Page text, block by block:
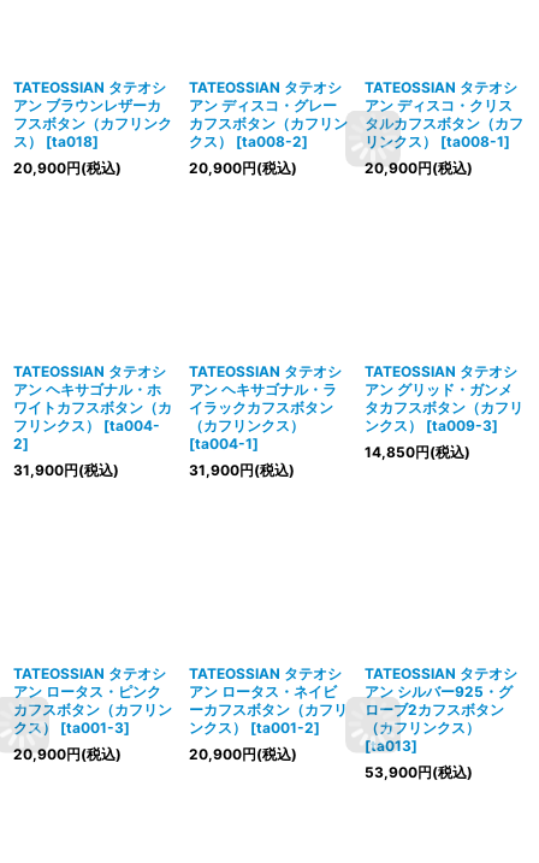
TATEOSSIAN タテオシ
アン ブラウンレザーカ
フスボタン（カフリンク
ス）
[ta018]
20,900円(税込)
TATEOSSIAN タテオシ
アン ディスコ・グレー
カフスボタン（カフリン
クス）
[ta008-2]
20,900円(税込)
TATEOSSIAN タテオシ
アン ディスコ・クリス
タルカフスボタン（カフ
リンクス）
[ta008-1]
20,900円(税込)
TATEOSSIAN タテオシ
アン ヘキサゴナル・ホ
ワイトカフスボタン（カ
フリンクス）
[ta004-
2]
31,900円(税込)
TATEOSSIAN タテオシ
アン ヘキサゴナル・ラ
イラックカフスボタン
（カフリンクス）
[ta004-1]
31,900円(税込)
TATEOSSIAN タテオシ
アン グリッド・ガンメ
タカフスボタン（カフリ
ンクス）
[ta009-3]
14,850円(税込)
TATEOSSIAN タテオシ
アン ロータス・ピンク
カフスボタン（カフリン
クス）
[ta001-3]
20,900円(税込)
TATEOSSIAN タテオシ
アン ロータス・ネイビ
ーカフスボタン（カフリ
ンクス）
[ta001-2]
20,900円(税込)
TATEOSSIAN タテオシ
アン シルバー925・グ
ローブ2カフスボタン
（カフリンクス）
[ta013]
53,900円(税込)